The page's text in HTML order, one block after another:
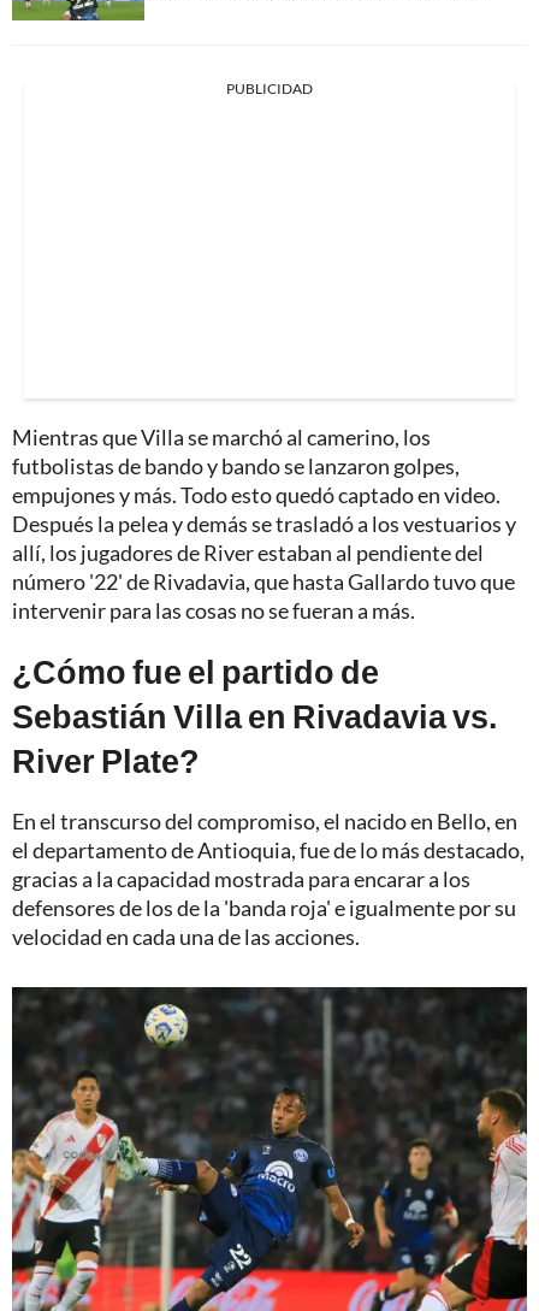
PUBLICIDAD
Mientras que Villa se marchó al camerino, los
futbolistas de bando y bando se lanzaron golpes,
empujones y más. Todo esto quedó captado en video.
Después la pelea y demás se trasladó a los vestuarios y
allí, los jugadores de River estaban al pendiente del
número '22' de Rivadavia, que hasta Gallardo tuvo que
intervenir para las cosas no se fueran a más.
¿Cómo fue el partido de
Sebastián Villa en Rivadavia vs.
River Plate?
En el transcurso del compromiso, el nacido en Bello, en
el departamento de Antioquia, fue de lo más destacado,
gracias a la capacidad mostrada para encarar a los
defensores de los de la 'banda roja' e igualmente por su
velocidad en cada una de las acciones.